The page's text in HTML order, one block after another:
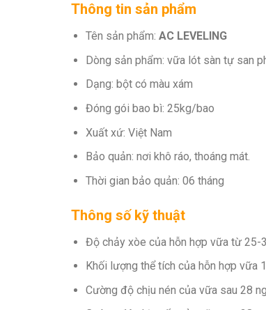
Thông tin sản phẩm
Tên sản phẩm: AC LEVELING
Dòng sản phẩm: vữa lót sàn tự san
Dạng: bột có màu xám
Đóng gói bao bì: 25kg/bao
Xuất xứ: Việt Nam
Bảo quản: nơi khô ráo, thoáng mát.
Thời gian bảo quản: 06 tháng
Thông số kỹ thuật
Độ chảy xòe của hỗn hợp vữa từ 25-
Khối lượng thể tích của hỗn hợp vữa
Cường độ chịu nén của vữa sau 28